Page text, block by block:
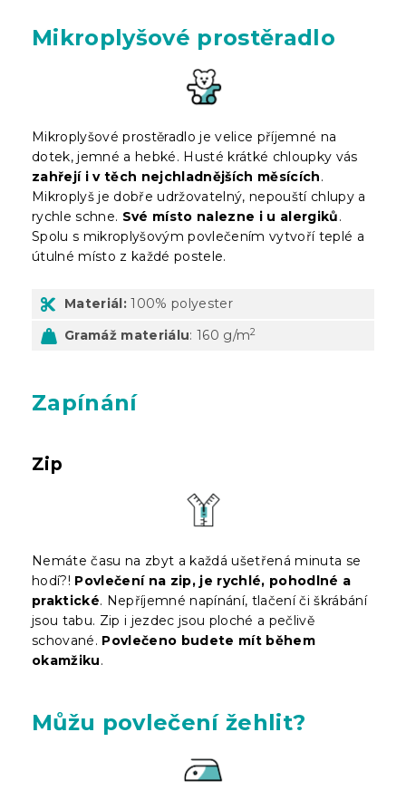
Mikroplyšové prostěradlo
Mikroplyšové prostěradlo je velice příjemné na
dotek, jemné a hebké. Husté krátké chloupky vás
zahřejí i v těch nejchladnějších měsících.
Mikroplyš je dobře udržovatelný, nepouští chlupy a
rychle schne. Své místo nalezne i u alergiků.
Spolu s mikroplyšovým povlečením vytvoří teplé a
útulné místo z každé postele.
Materiál: 100% polyester
Gramáž materiálu: 160 g/m2
Zapínání
Zip
Nemáte času na zbyt a každá ušetřená minuta se
hodí?! Povlečení na zip, je rychlé, pohodlné a
praktické. Nepříjemné napínání, tlačení či škrábání
jsou tabu. Zip i jezdec jsou ploché a pečlivě
schované. Povlečeno budete mít během
okamžiku.
Můžu povlečení žehlit?